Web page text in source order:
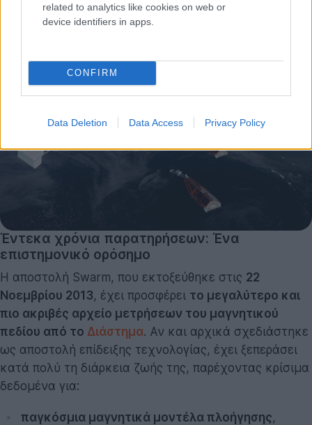
related to analytics like cookies on web or
device identifiers in apps.
CONFIRM
Data Deletion Data Access Privacy Policy
Έντεκα χρόνια παρατηρήσεων: Ένα
επιστημονικό ορόσημο
Η αποστολή Swarm, που εκτοξεύθηκε στις 22
Νοεμβρίου 2013, έχει προσφέρει το μεγαλύτερο και
πιο ακριβές αρχείο μετρήσεων του μαγνητικού
πεδίου από το Διάστημα. Αν και αρχικά σχεδιάστηκε
ως αποστολή επίδειξης τεχνολογίας, έχει ξεπεράσει
κατά πολύ τη διάρκεια ζωής της, παρέχοντας κρίσιμα
δεδομένα για:
παγκόσμια μαγνητικά μοντέλα πλοήγησης,